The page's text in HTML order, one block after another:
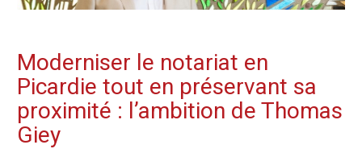
Moderniser le notariat en
Picardie tout en préservant sa
proximité : l’ambition de Thomas
Giey